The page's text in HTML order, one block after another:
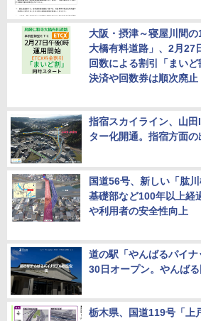
大阪・摂津～寝屋川間
大橋有料道路」、2月27
回数による割引「まい
決済や回数券は順次廃止
指宿スカイライン、山
ター化開通。指宿方面
国道56号、新しい「肱
基礎部など100年以上経
や利用者の安全性向上
道の駅「やんばるパイナ
30日オープン。やんば
栃木県、国道119号「上